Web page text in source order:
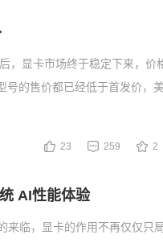
，显卡市场终于稳定下来，价
号的售价都已经低于首发价，
23 259 2
AI性能体验
来临，显卡的作用不再仅仅只